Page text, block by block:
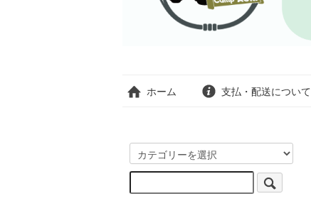
ホーム 支払・配送について